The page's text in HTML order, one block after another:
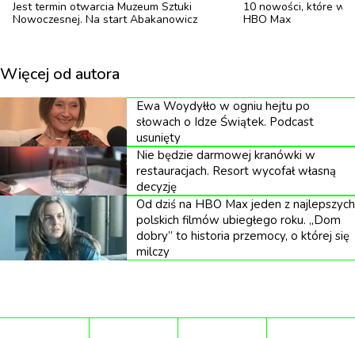
Amnesty International ČR, aby wspierać prawa
część programu muzycznego EQUAL Spotify, co
podkreśla jej zaangażowanie w walkę o równość i
sprawiedliwość społeczną.
W maju wydaje kolejny album, który już teraz
promuje drugi singiel, zatytułowany „false gold”.
Piosenka to refleksja na temat związków pełnych
żalu i niepokornego odkrywania siebie. Teksty Karin
Ann często nawiązują do zmagań queerowej
Jest termin otwarcia Muzeum Sztuki
Nowoczesnej. Na start Abakanowicz
10 nowości, które w
HBO Max
Więcej od autora
Ewa Woydyłło w ogniu hejtu po
słowach o Idze Świątek. Podcast
usunięty
Nie będzie darmowej kranówki w
restauracjach. Resort wycofał własną
decyzję
Od dziś na HBO Max jeden z najlepszych
polskich filmów ubiegłego roku. „Dom
dobry” to historia przemocy, o której się
milczy